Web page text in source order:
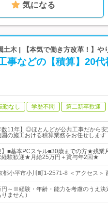
気になる
土木 | 【本気で働き方改革！】や
事などの【積算】20
勤なし 学歴不問 第二新卒歓迎
数11年】◎ほとんどが公共工事だから
の施工おける積算業務をお任せします
】■基本PCスキル■30歳までの方★残
験歓迎★月給25万円＋賞与年2回★
都小平市小川町1-2571-8 ＜アクセス
円～※経験・年齢・能力を考慮のうえ
ません）